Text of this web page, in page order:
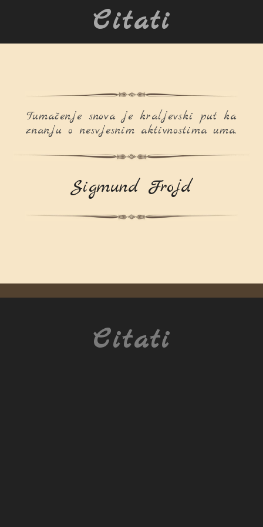
Citati
Tumačenje snova je kraljevski put ka
znanju o nesvjesnim aktivnostima uma.
Sigmund Frojd
Citati